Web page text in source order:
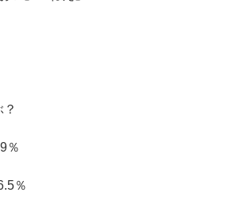
％
％